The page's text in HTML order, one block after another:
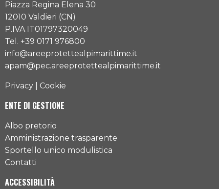
Piazza Regina Elena 30
12010 Valdieri (CN)
P.IVA IT01797320049
Tel. +39 0171 976800
info@areeprotettealpimarittime.it
apam@pec.areeprotettealpimarittime.it
Privacy Cookie
ENTE DI GESTIONE
Albo pretorio
Amministrazione trasparente
Sportello unico modulistica
Contatti
ACCESSIBILITÀ